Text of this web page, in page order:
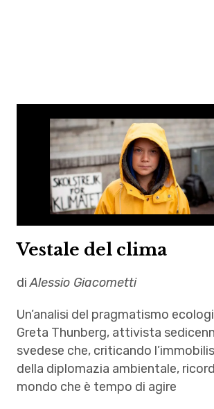
Vestale del clima
diAlessio Giacometti
Un’analisi del pragmatismo
Greta Thunberg, attivista
svedese che, criticando
della diplomazia ambientale,
mondo che è tempo di agire